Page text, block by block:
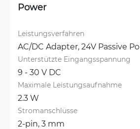
Power
Leistungsverfahren
AC/DC Adapter, 24V Passive
Unterstützte Eingangsspannung
9 - 30 V DC
Maximale Leistungsaufnahme
2.3 W
Stromanschlüsse
2-pin, 3 mm